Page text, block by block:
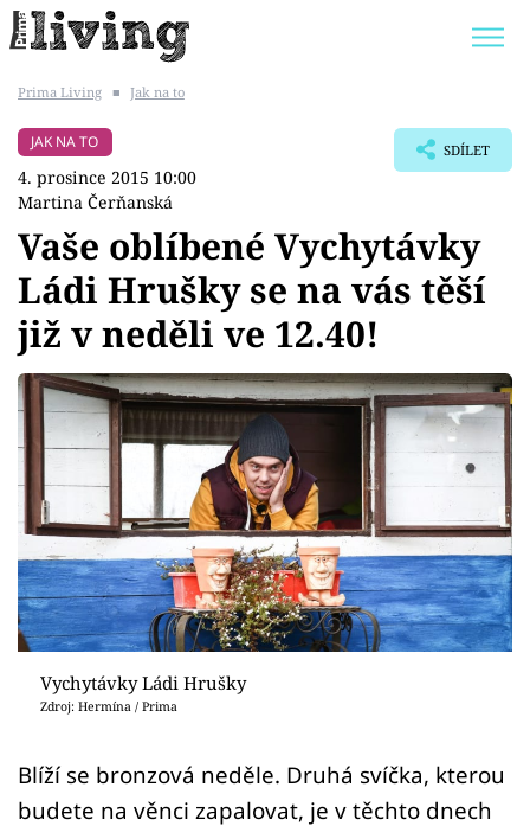
BYDLENÍ SLAVNÝCH
Témata
Zahrada
Design
Sledujte prima+
Přihlášení
Sledujte nás
Prima Living ■ Jak na to
JAK NA TO
4. prosince 2015 10:00
Martina Čerňanská
SDÍLET
Vaše oblíbené Vychytávky
Ládi Hrušky se na vás těší
již v neděli ve 12.40!
Vychytávky Ládi Hrušky
Zdroj: Hermína / Prima
Blíží se bronzová neděle. Druhá svíčka, kterou
budete na věnci zapalovat, je v těchto dnech